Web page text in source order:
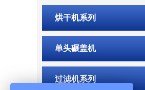
烘干机系列
单头碾盖机
过滤机系列